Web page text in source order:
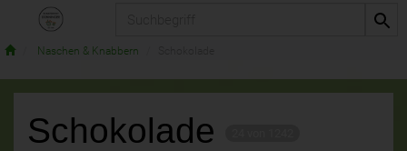
Naschen & Knabbern
Schokolade